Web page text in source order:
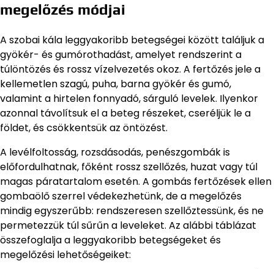
megelőzés módjai
A szobai kála leggyakoribb betegségei között találjuk a
gyökér- és gumórothadást, amelyet rendszerint a
túlöntözés és rossz vízelvezetés okoz. A fertőzés jele a
kellemetlen szagú, puha, barna gyökér és gumó,
valamint a hirtelen fonnyadó, sárguló levelek. Ilyenkor
azonnal távolítsuk el a beteg részeket, cseréljük le a
földet, és csökkentsük az öntözést.
A levélfoltosság, rozsdásodás, penészgombák is
előfordulhatnak, főként rossz szellőzés, huzat vagy túl
magas páratartalom esetén. A gombás fertőzések ellen
gombaölő szerrel védekezhetünk, de a megelőzés
mindig egyszerűbb: rendszeresen szellőztessünk, és ne
permetezzük túl sűrűn a leveleket. Az alábbi táblázat
összefoglalja a leggyakoribb betegségeket és
megelőzési lehetőségeiket: